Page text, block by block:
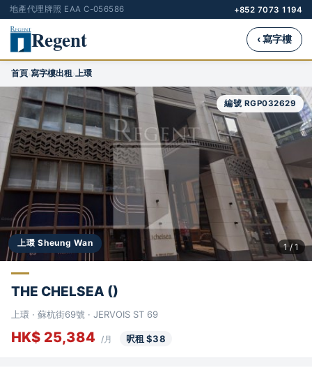
地產代理牌照 EAA C-056586 +852 7073 1194
Regent ‹ 寫字樓
首頁›寫字樓出租›上環
上環 Sheung Wan
編號 RGP032629
1 / 1
THE CHELSEA ()
上環 · 蘇杭街69號 · JERVOIS ST 69
HK$ 25,384 /月 呎租 $38